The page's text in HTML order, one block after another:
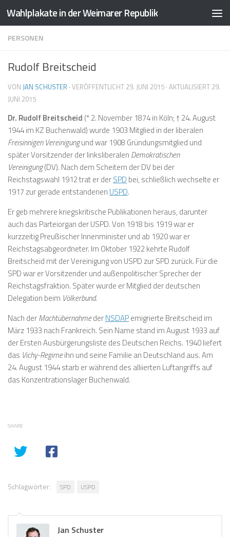
Zum Inhalt springen
Wahlplakate in der Weimarer Republik
PERSONEN
Rudolf Breitscheid
VON JAN SCHUSTER · VERÖFFENTLICHT 29. JUNI 2015 · AKTUALISIERT 29.
JUNI 2015
Dr. Rudolf Breitscheid (* 2. November 1874 in Köln; † 24. August
1944 im KZ Buchenwald) wurde 1903 Mitglied in der liberalen
Freisinnigen Vereinigungund war 1908 Gründungsmitglied und
später Vorsitzender der linksliberalen Demokratischen
Vereinigung(DV). Nach dem Scheitern der DV bei der
Reichstagswahl 1912 trat er derSPD bei, schließlich wechselte er
1917 zur gerade entstandenen USPD.
Er geb mehrere kriegskritische Publikationen heraus, darunter
auch das Parteiorgan der USPD. Von 1918 bis 1919 war er
kurzzeitig Preußischer Innenminister und ab 1920 war er
Reichstagsabgeordneter. Im Oktober 1922 kehrte Rudolf
Breitscheid mit der Vereinigung von USPD zur SPD zurück. Für die
SPD war er Vorsitzender und außenpolitischer Sprecher der
Reichstagsfraktion. Später wurde er Mitglied der deutschen
Delegation beim Völkerbund.
Nach derMachtübernahmederNSDAPemigrierte Breitscheid im
März 1933 nach Frankreich. Sein Name stand im August 1933 auf
derErsten Ausbürgerungsliste des Deutschen Reichs. 1940 liefert
das Vichy-Regimeihn und seine Familie an Deutschland aus. Am
24. August 1944 starb er während des alliierten Luftangriffs auf
das Konzentrationslager Buchenwald.
SHARE
Schlagwörter: SPD USPD
Jan Schuster